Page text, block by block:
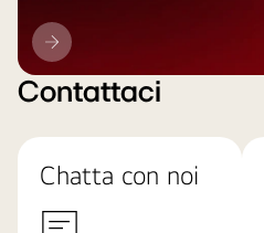
Aggiornamento
LG
Contattaci
Chatta con noi